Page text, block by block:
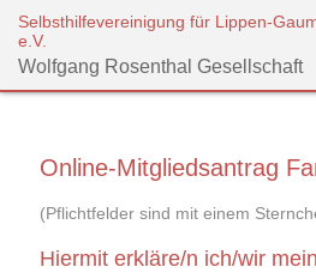
Selbsthilfevereinigung für Lippen-
e.V.
Wolfgang Rosenthal Gesellschaft
Online-Mitgliedsantrag
(Pflichtfelder sind mit einem
Hiermit erkläre/n ich/wir